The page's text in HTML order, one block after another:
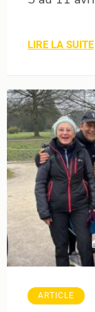
LIRE LA SUITE
ARTICLE